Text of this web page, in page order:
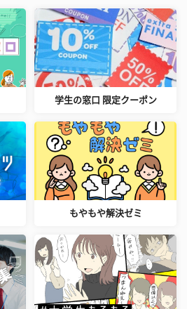
学生の窓口 限定クーポン
もやもや解決ゼミ